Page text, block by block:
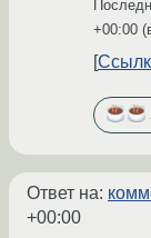
+00:00
Ответ на:
+00:00